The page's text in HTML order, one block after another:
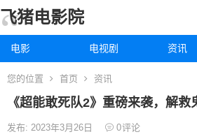
飞猪电影院
电影 电视剧 资讯
您的位置 首页 资讯
《超能敢死队2》重磅来袭，解救
发布: 2023年3月26日 0评论